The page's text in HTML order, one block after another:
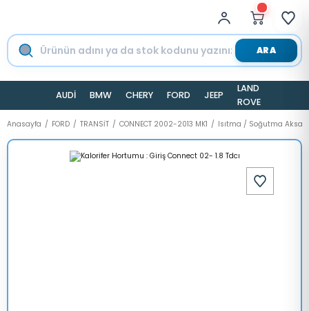
ARA
AUDİ BMW CHERY FORD JEEP
LAND
ROVER
Anasayfa FORD TRANSİT CONNECT 2002-2013 MK1 Isıtma / Soğutma